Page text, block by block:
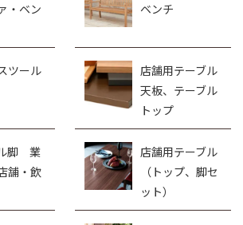
ンチ
ク・ボックスソ
客室・
ロビー用ベン
チ・ソファ
ラタン
・ベン
屋外用ソファ、
ベンチ